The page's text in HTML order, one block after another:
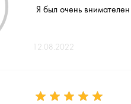
Я был очень
12.08.2022